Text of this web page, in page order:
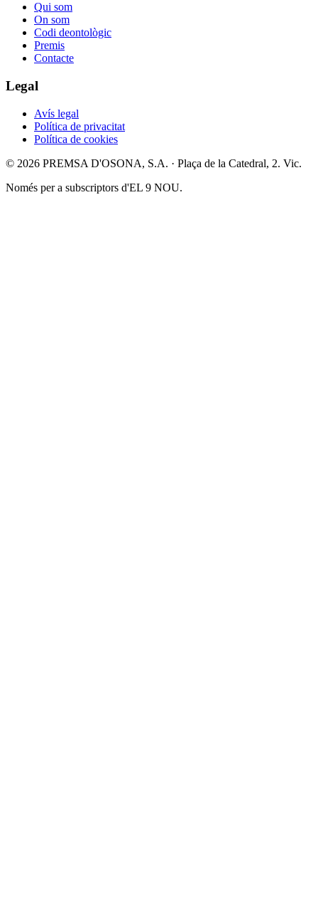
Qui som
On som
Codi deontològic
Premis
Contacte
Legal
Avís legal
Política de privacitat
Política de cookies
© 2026 PREMSA D'OSONA, S.A. · Plaça de la Catedral, 2. Vic.
Només per a subscriptors d'EL 9 NOU.